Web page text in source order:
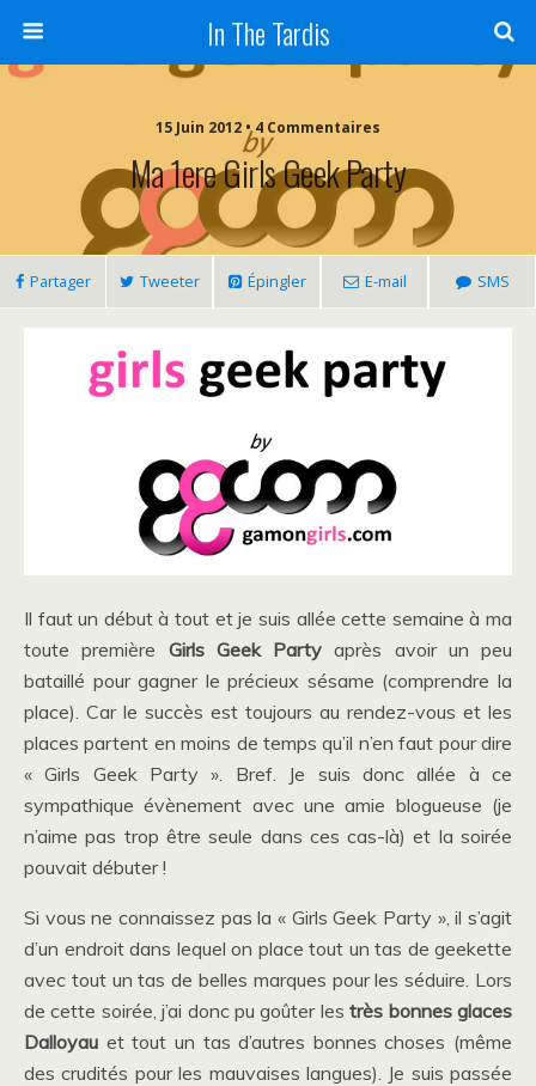
In The Tardis
15 Juin 2012 • 4 Commentaires
Ma 1ere Girls Geek Party
Partager Tweeter Épingler E-mail SMS
Il faut un début à tout et je suis allée cette semaine à ma
toute première Girls Geek Party après avoir un peu
bataillé pour gagner le précieux sésame (comprendre la
place). Car le succès est toujours au rendez-vous et les
places partent en moins de temps qu’il n’en faut pour dire
« Girls Geek Party ». Bref. Je suis donc allée à ce
sympathique évènement avec une amie blogueuse (je
n’aime pas trop être seule dans ces cas-là) et la soirée
pouvait débuter !
Si vous ne connaissez pas la « Girls Geek Party », il s’agit
d’un endroit dans lequel on place tout un tas de geekette
avec tout un tas de belles marques pour les séduire. Lors
de cette soirée, j’ai donc pu goûter lestrès bonnes glaces
Dalloyau et tout un tas d’autres bonnes choses (même
des crudités pour les mauvaises langues). Je suis passée